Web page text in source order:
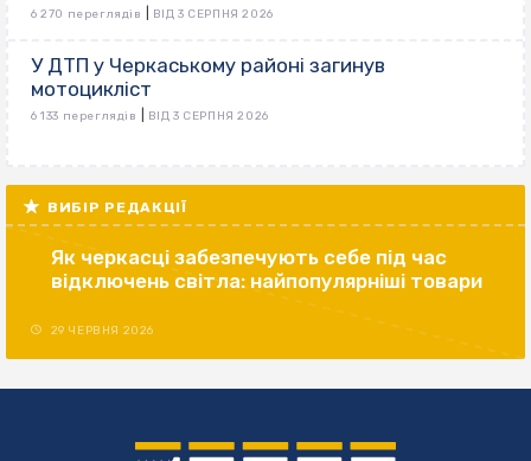
6 270 переглядів ВІД 3 СЕРПНЯ 2026
У ДТП у Черкаському районі загинув
мотоцикліст
6 133 переглядів ВІД 3 СЕРПНЯ 2026
ВИБІР РЕДАКЦІЇ
Як черкасці забезпечують себе під час
відключень світла: найпопулярніші товари
29 ЧЕРВНЯ 2026